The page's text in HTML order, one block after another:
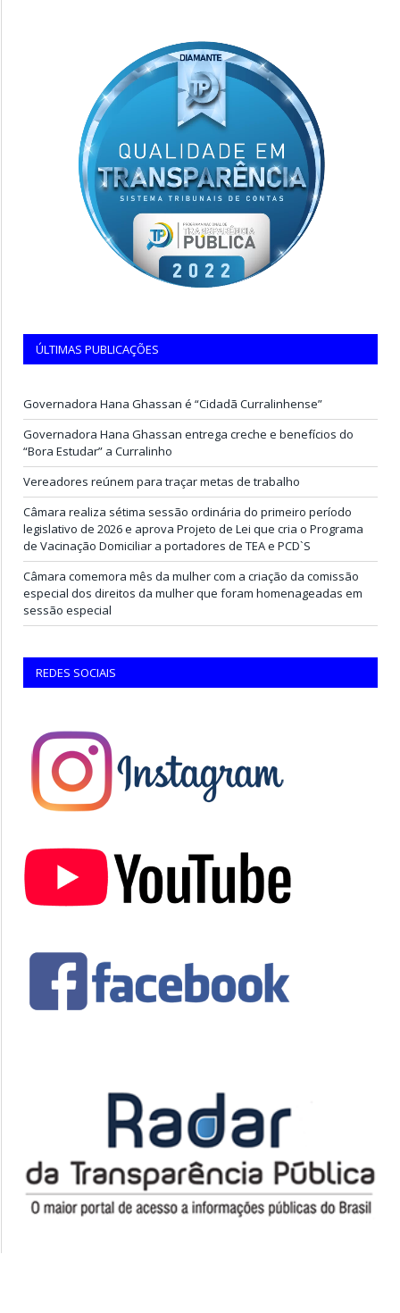
ÚLTIMAS PUBLICAÇÕES
Governadora Hana Ghassan é “Cidadã Curralinhense”
Governadora Hana Ghassan entrega creche e benefícios do
“Bora Estudar” a Curralinho
Vereadores reúnem para traçar metas de trabalho
Câmara realiza sétima sessão ordinária do primeiro período
legislativo de 2026 e aprova Projeto de Lei que cria o Programa
de Vacinação Domiciliar a portadores de TEA e PCD`S
Câmara comemora mês da mulher com a criação da comissão
especial dos direitos da mulher que foram homenageadas em
sessão especial
REDES SOCIAIS